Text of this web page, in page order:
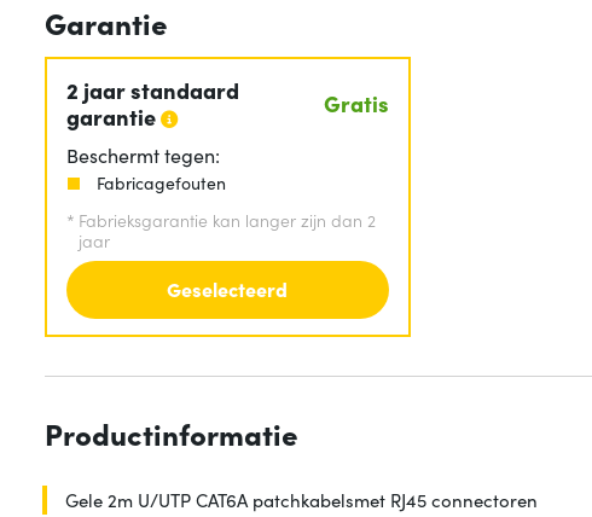
Garantie
2 jaar standaard
garantie
Gratis
Beschermt tegen:
Fabricagefouten
* Fabrieksgarantie kan langer zijn dan 2
jaar
Geselecteerd
Productinformatie
Gele 2m U/UTP CAT6A patchkabelsmet RJ45 connectoren